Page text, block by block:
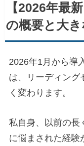
【2026年最
の概要と大
2026年1月から導
は、リーディング
く変わります。
私自身、以前の長
に悩まされた経験